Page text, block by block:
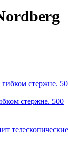
стержне. 500